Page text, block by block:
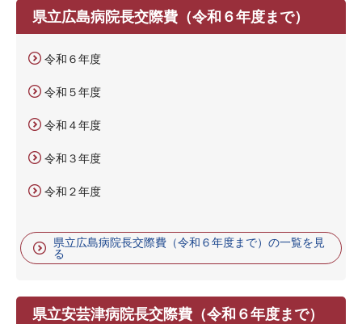
県立広島病院長交際費（令和６年度まで）
令和６年度
令和５年度
令和４年度
令和３年度
令和２年度
県立広島病院長交際費（令和６年度まで）の一覧を見
る
県立安芸津病院長交際費（令和６年度まで）